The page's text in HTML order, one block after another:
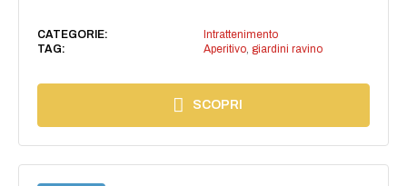
CATEGORIE:
Intrattenimento
TAG:
Aperitivo, giardini ravino
SCOPRI